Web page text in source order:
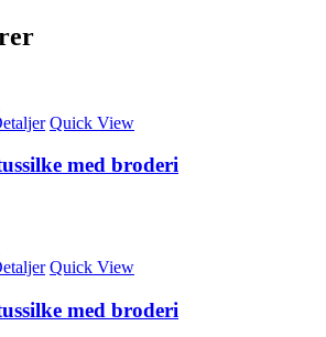
Quick View
med broderi
Quick View
med broderi